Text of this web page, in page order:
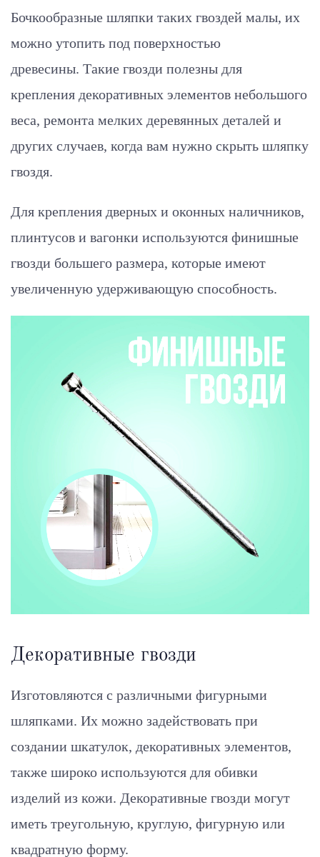
Бочкообразные шляпки таких гвоздей малы, их
можно утопить под поверхностью
древесины. Такие гвозди полезны для
крепления декоративных элементов небольшого
веса, ремонта мелких деревянных деталей и
других случаев, когда вам нужно скрыть шляпку
гвоздя.
Для крепления дверных и оконных наличников,
плинтусов и вагонки используются финишные
гвозди большего размера, которые имеют
увеличенную удерживающую способность.
Декоративные гвозди
Изготовляются с различными фигурными
шляпками. Их можно задействовать при
создании шкатулок, декоративных элементов,
также широко используются для обивки
изделий из кожи. Декоративные гвозди могут
иметь треугольную, круглую, фигурную или
квадратную форму.